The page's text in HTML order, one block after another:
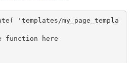
'templates/my_page_templa
function here